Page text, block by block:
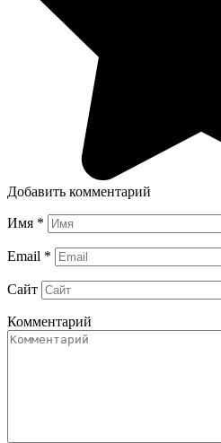
Добавить комментарий
Имя *
Email *
Сайт
Комментарий